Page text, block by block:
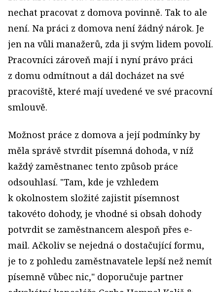
nechat pracovat z domova povinně. Tak to ale
není. Na práci z domova není žádný nárok. Je
jen na vůli manažerů, zda ji svým lidem povolí.
Pracovníci zároveň mají i nyní právo práci
z domu odmítnout a dál docházet na své
pracoviště, které mají uvedené ve své pracovní
smlouvě.
Možnost práce z domova a její podmínky by
měla správě stvrdit písemná dohoda, v níž
každý zaměstnanec tento způsob práce
odsouhlasí. "Tam, kde je vzhledem
k okolnostem složité zajistit písemnost
takovéto dohody, je vhodné si obsah dohody
potvrdit se zaměstnancem alespoň přes e-
mail. Ačkoliv se nejedná o dostačující formu,
je to z pohledu zaměstnavatele lepší než nemít
písemně vůbec nic," doporučuje partner